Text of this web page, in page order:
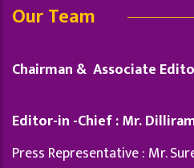
Our Team
Chairman & Associate
Editor-in -Chief : Mr.
Press Representative : Mr.